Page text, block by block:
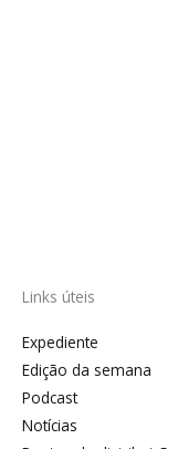
Links úteis
Expediente
Edição da semana
Podcast
Notícias